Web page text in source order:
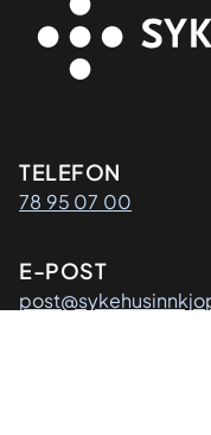
TELEFON
78 95 07 00
E-POST